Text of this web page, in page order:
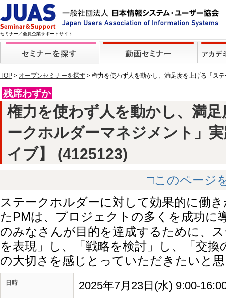
セミナー／会員企業サポートサイト
TOP > オープンセミナーを探す > 権力を使わず人を動かし、満足度を上げる「ス
残席わずか
権力を使わず人を動かし、満
ークホルダーマネジメント」
イブ】 (4125123)
□このページ
ステークホルダーに対して効果的に働
たPMは、プロジェクトの多くを成功に
のみなさんが目的を達成するために、
を表現」し、「戦略を検討」し、「交
の大切さを感じとっていただきたいと
日時 2025年7月23日(水) 9:00-